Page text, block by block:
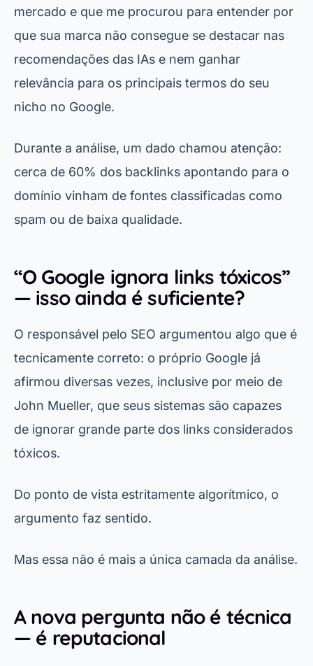
mercado e que me procurou para entender por
que sua marca não consegue se destacar nas
recomendações das IAs e nem ganhar
relevância para os principais termos do seu
nicho no Google.
Durante a análise, um dado chamou atenção:
cerca de 60% dos backlinks apontando para o
domínio vinham de fontes classificadas como
spam ou de baixa qualidade.
“O Google ignora links tóxicos”
— isso ainda é suficiente?
O responsável pelo SEO argumentou algo que é
tecnicamente correto: o próprio Google já
afirmou diversas vezes, inclusive por meio de
John Mueller, que seus sistemas são capazes
de ignorar grande parte dos links considerados
tóxicos.
Do ponto de vista estritamente algorítmico, o
argumento faz sentido.
Mas essa não é mais a única camada da análise.
A nova pergunta não é técnica
— é reputacional